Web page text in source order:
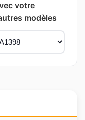
votre
modèles